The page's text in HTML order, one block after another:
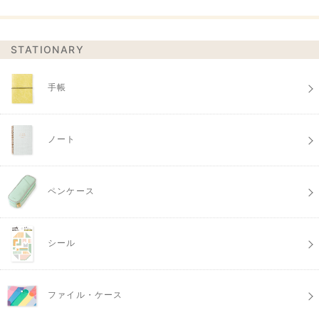
STATIONARY
手帳
ノート
ペンケース
シール
ファイル・ケース